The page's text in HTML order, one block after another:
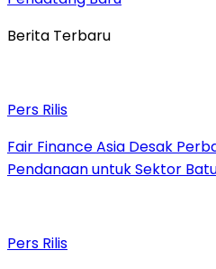
Berita Terbaru
Pers Rilis
Fair Finance Asia Desak
Pendanaan untuk Sektor
Pers Rilis